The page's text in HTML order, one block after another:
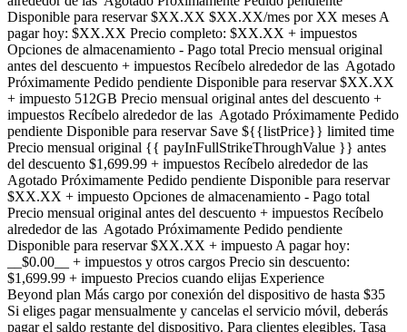
Disponible para reservar $XX.XX $XX.XX/mes por XX meses A
pagar hoy: $XX.XX Precio completo: $XX.XX + impuestos
Opciones de almacenamiento - Pago total Precio mensual original
antes del descuento + impuestos Recíbelo alrededor de las Agotado
Próximamente Pedido pendiente Disponible para reservar $XX.XX
+ impuesto 512GB Precio mensual original antes del descuento +
impuestos Recíbelo alrededor de las Agotado Próximamente Pedido
pendiente Disponible para reservar Save ${{listPrice}} limited time
Precio mensual original {{ payInFullStrikeThroughValue }} antes
del descuento $1,699.99 + impuestos Recíbelo alrededor de las
Agotado Próximamente Pedido pendiente Disponible para reservar
$XX.XX + impuesto Opciones de almacenamiento - Pago total
Precio mensual original antes del descuento + impuestos Recíbelo
alrededor de las Agotado Próximamente Pedido pendiente
Disponible para reservar $XX.XX + impuesto A pagar hoy:
__$0.00__ + impuestos y otros cargos Precio sin descuento:
$1,699.99 + impuesto Precios cuando elijas Experience
Beyond plan Más cargo por conexión del dispositivo de hasta $35
Si eliges pagar mensualmente y cancelas el servicio móvil, deberás
pagar el saldo restante del dispositivo. Para clientes elegibles. Tasa